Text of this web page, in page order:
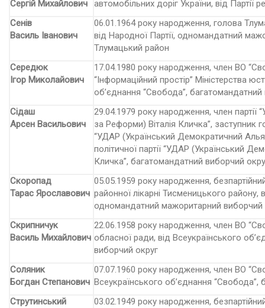
Сергій Михайлович
автомобільних доріг України, від Партії
Сенів
Василь Іванович
06.01.1964 року народження, голова
від Народної Партії, одномандатний
Тлумацький район
Середюк
Ігор Миколайович
17.04.1980 року народження, член ВО
“Інформаційний простір” Міністерства
об’єднання “Свобода”,
Сідаш
Арсен Васильович
29.04.1979 року народження, член
за Реформи) Віталія Кличка”, заступник
“УДАР (Український Демократичний
політичної партії “УДАР (Український
Кличка”, багатомандатний виборчий
Скоропад
Тарас Ярославович
05.05.1959 року народження,
районної лікарні Тисменицького району,
одномандатний мажори­тарний
Скрипничук
Василь Михайлович
22.06.1958 року народження, член ВО
обласної ради, від Всеукраїнського
виборчий округ
Соляник
Богдан Степанович
07.07.1960 року народження, член ВО
Всеукраїнського об’єднання “Свобода”,
Струтинський
03.02.1949 року народження,